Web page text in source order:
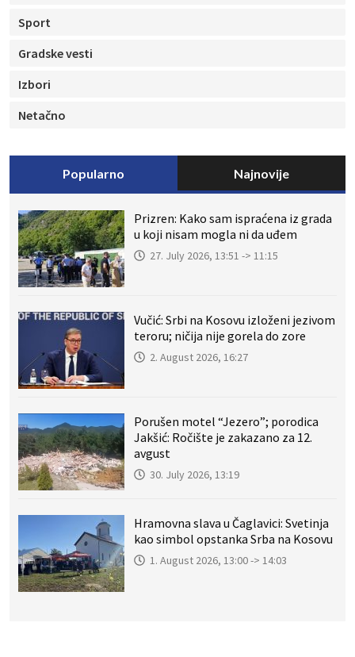
Sport
Gradske vesti
Izbori
Netačno
Popularno Najnovije
Prizren: Kako sam ispraćena iz grada
u koji nisam mogla ni da uđem
27. July 2026, 13:51 -> 11:15
Vučić: Srbi na Kosovu izloženi jezivom
teroru; ničija nije gorela do zore
2. August 2026, 16:27
Porušen motel “Jezero”; porodica
Jakšić: Ročište je zakazano za 12.
avgust
30. July 2026, 13:19
Hramovna slava u Čaglavici: Svetinja
kao simbol opstanka Srba na Kosovu
1. August 2026, 13:00 -> 14:03